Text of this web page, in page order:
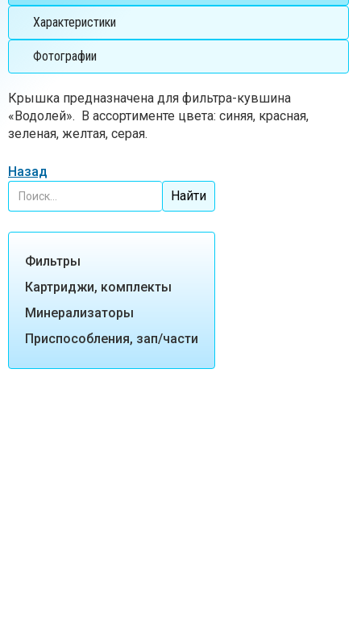
Характеристики
Фотографии
Крышка предназначена для фильтра-кувшина
«Водолей». В ассортименте цвета: синяя, красная,
зеленая, желтая, серая.
Назад
Фильтры
Картриджи, комплекты
Минерализаторы
Приспособления, зап/части